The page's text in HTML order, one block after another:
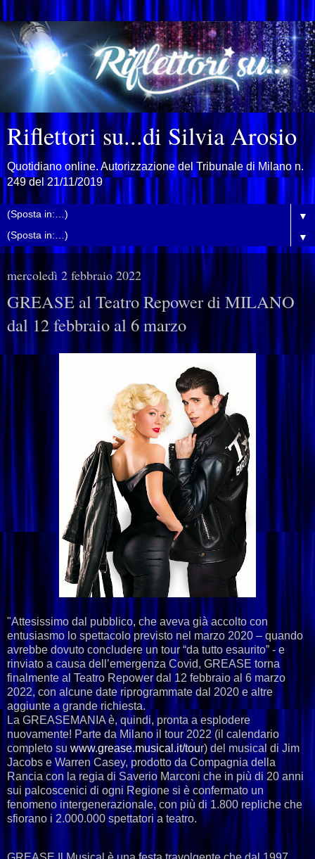
Riflettori su...di Silvia Arosio
Quotidiano online. Autorizzazione del Tribunale di Milano n.
249 del 21/11/2019
▼
▼
mercoledì 2 febbraio 2022
GREASE al Teatro Repower di MILANO
dal 12 febbraio al 6 marzo
"Attesissimo dal pubblico, che aveva già accolto con
entusiasmo lo spettacolo previsto nel marzo 2020 – quando
avrebbe dovuto concludere un tour “da tutto esaurito” - e
rinviato a causa dell’emergenza Covid, GREASE torna
finalmente al Teatro Repower dal 12 febbraio al 6 marzo
2022, con alcune date riprogrammate dal 2020 e altre
aggiunte a grande richiesta.
La GREASEMANIA è, quindi, pronta a esplodere
nuovamente! Parte da Milano il tour 2022 (il calendario
completo su www.grease.musical.it/tour) del musical di Jim
Jacobs e Warren Casey, prodotto da Compagnia della
Rancia con la regia di Saverio Marconi che in più di 20 anni
sui palcoscenici di ogni Regione si è confermato un
fenomeno intergenerazionale, con più di 1.800 repliche che
sfiorano i 2.000.000 spettatori a teatro.